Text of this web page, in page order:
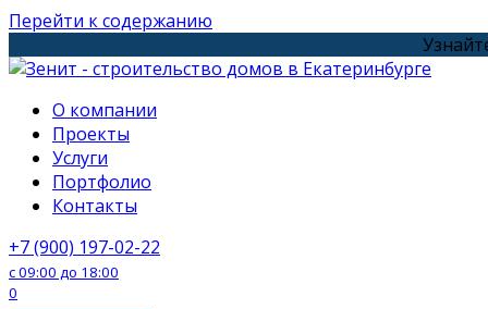
Перейти к содержанию
О компании
Проекты
Услуги
Портфолио
Контакты
+7 (900) 197-02-22
с 09:00 до 18:00
0